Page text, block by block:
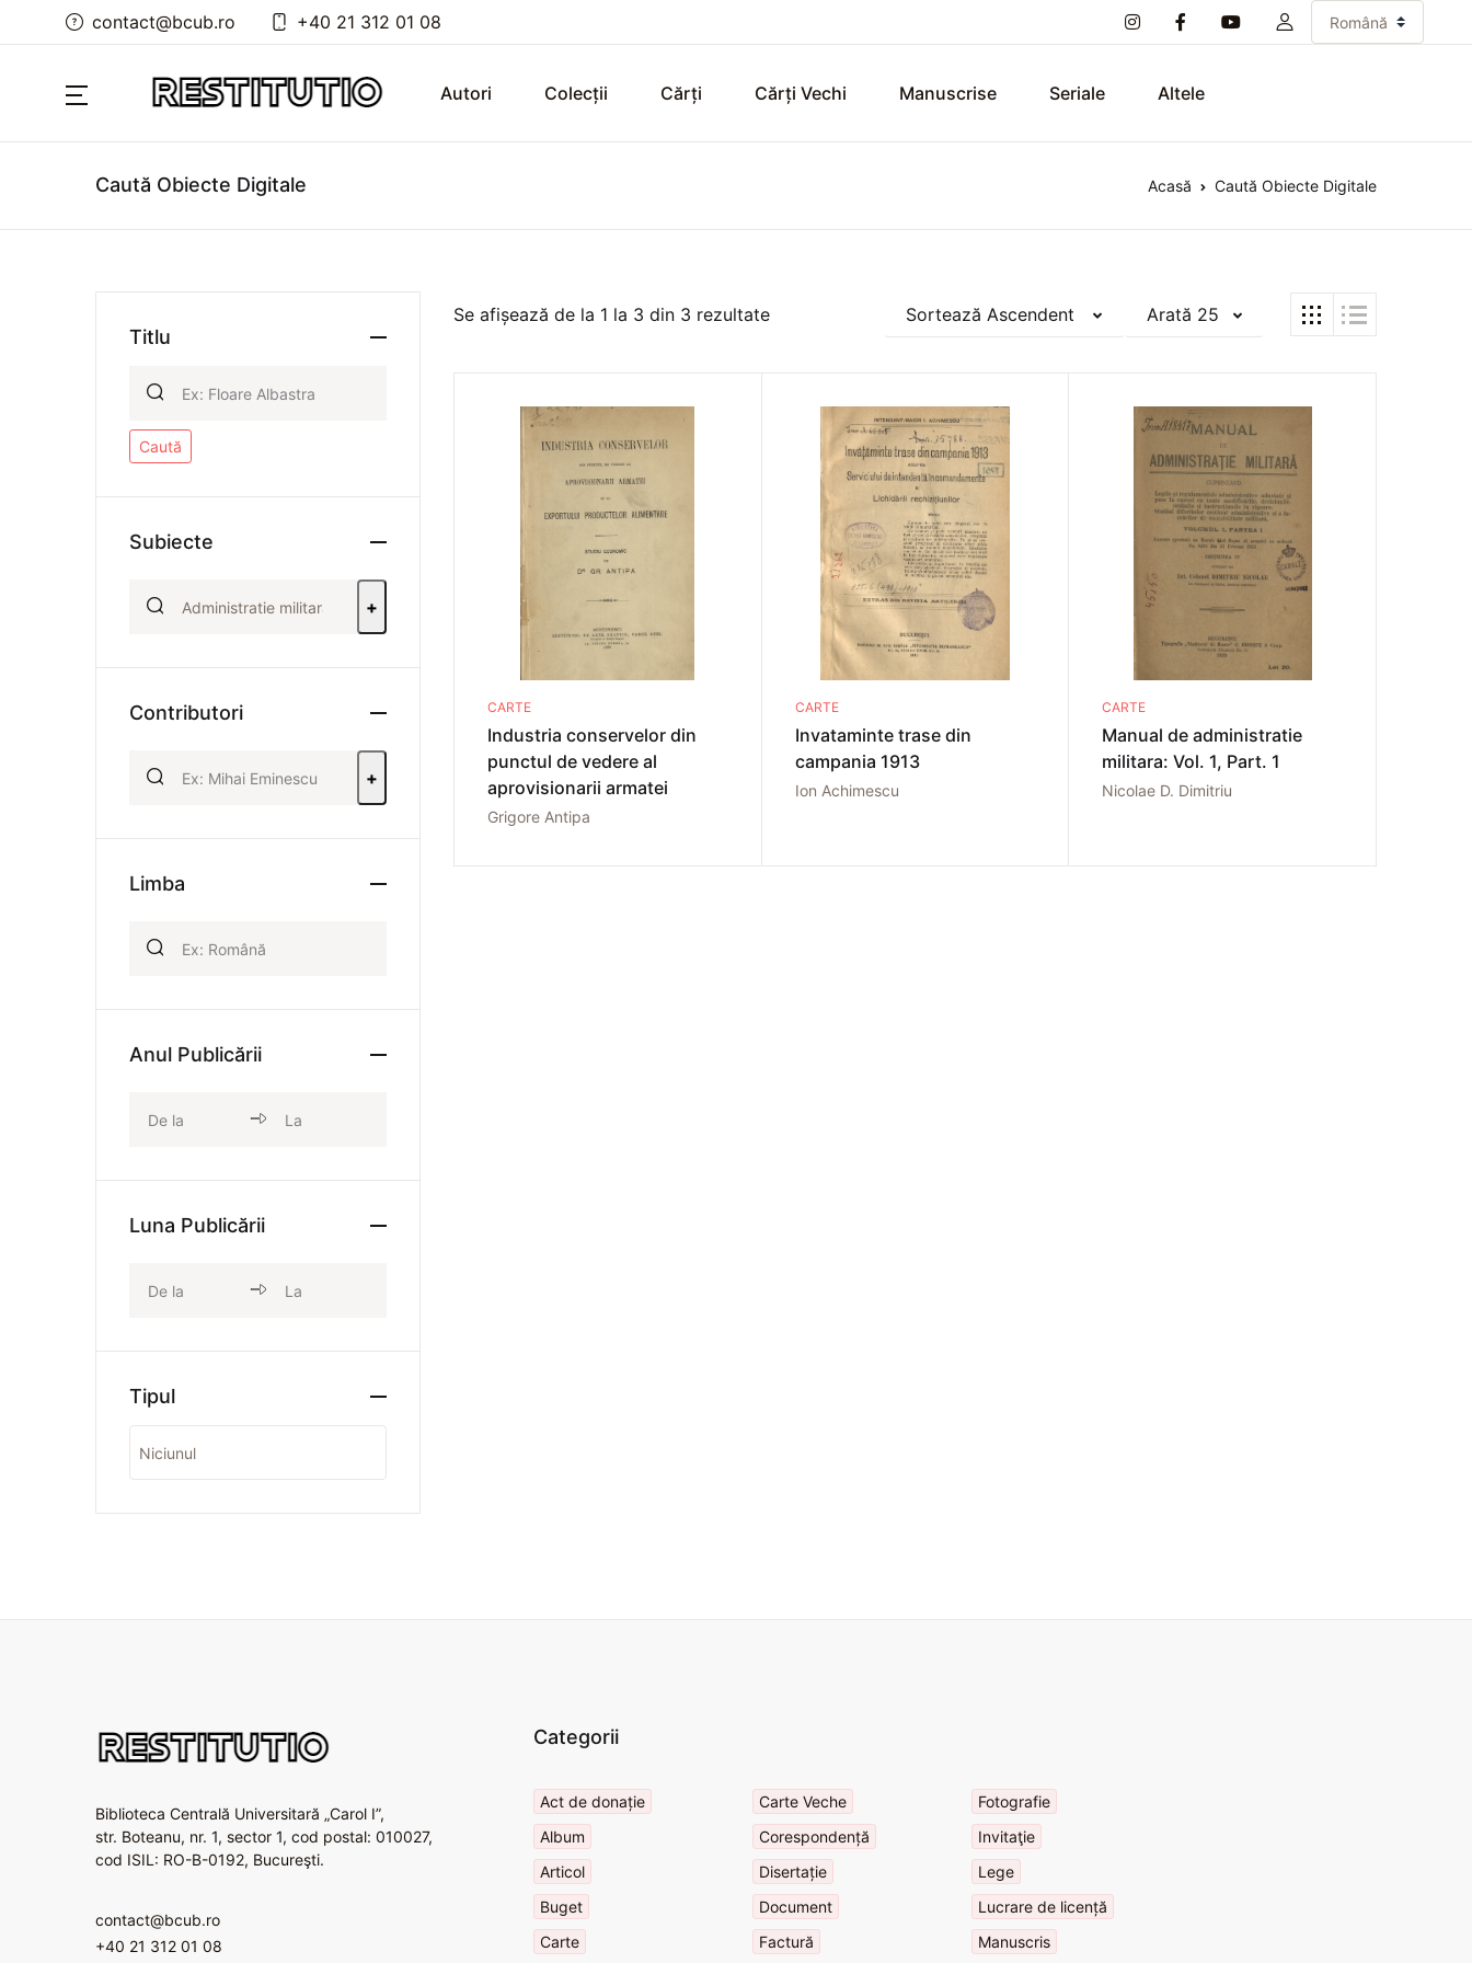
contact@bcub.ro +40 21 312 01 08
Autori Colecții Cărți Cărți Vechi Manuscrise Seriale Altele
Caută Obiecte Digitale Acasă Caută Obiecte Digitale
Se afișează de la 1 la 3 din 3 rezultate Sortează Ascendent Arată 25
CARTE
Industria conservelor din
punctul de vedere al
aprovisionarii armatei
Grigore Antipa
CARTE
Invataminte trase din
campania 1913
Ion Achimescu
CARTE
Manual de administratie
militara: Vol. 1, Part. 1
Nicolae D. Dimitriu
Titlu
Caută
Subiecte
+
Contributori
+
Limba
Anul Publicării
Luna Publicării
Tipul
Biblioteca Centrală Universitară „Carol I”,
str. Boteanu, nr. 1, sector 1, cod postal: 010027,
cod ISIL: RO-B-0192, Bucureşti.
contact@bcub.ro
+40 21 312 01 08
Categorii
Act de donație
Album
Articol
Buget
Carte
Carte Veche
Corespondență
Disertație
Document
Factură
Fotografie
Invitaţie
Lege
Lucrare de licență
Manuscris